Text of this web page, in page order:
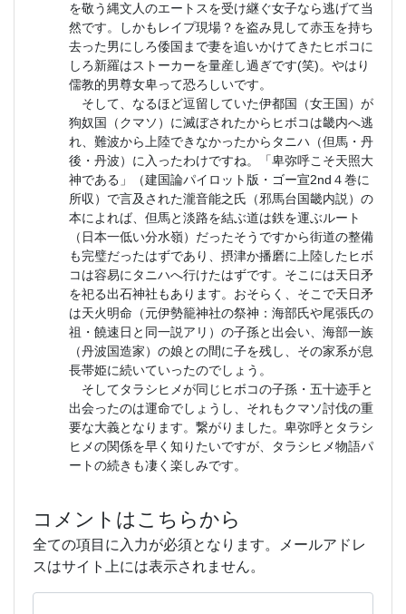
を敬う縄文人のエートスを受け継ぐ女子なら逃げて当
然です。しかもレイプ現場？を盗み見して赤玉を持ち
去った男にしろ倭国まで妻を追いかけてきたヒボコに
しろ新羅はストーカーを量産し過ぎです(笑)。やはり
儒教的男尊女卑って恐ろしいです。
そして、なるほど逗留していた伊都国（女王国）が
狗奴国（クマソ）に滅ぼされたからヒボコは畿内へ逃
れ、難波から上陸できなかったからタニハ（但馬・丹
後・丹波）に入ったわけですね。「卑弥呼こそ天照大
神である」（建国論パイロット版・ゴー宣2nd４巻に
所収）で言及された瀧音能之氏（邪馬台国畿内説）の
本によれば、但馬と淡路を結ぶ道は鉄を運ぶルート
（日本一低い分水嶺）だったそうですから街道の整備
も完璧だったはずであり、摂津か播磨に上陸したヒボ
コは容易にタニハへ行けたはずです。そこには天日矛
を祀る出石神社もあります。おそらく、そこで天日矛
は天火明命（元伊勢籠神社の祭神：海部氏や尾張氏の
祖・饒速日と同一説アリ）の子孫と出会い、海部一族
（丹波国造家）の娘との間に子を残し、その家系が息
長帯姫に続いていったのでしょう。
そしてタラシヒメが同じヒボコの子孫・五十迹手と
出会ったのは運命でしょうし、それもクマソ討伐の重
要な大義となります。繋がりました。卑弥呼とタラシ
ヒメの関係を早く知りたいですが、タラシヒメ物語パ
ートの続きも凄く楽しみです。
コメントはこちらから
全ての項目に入力が必須となります。メールアドレ
スはサイト上には表示されません。